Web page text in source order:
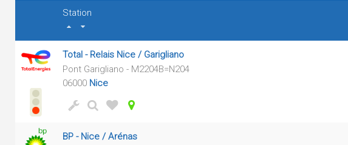
Station
Total - Relais Nice / Garigliano
Pont Garigliano - M2204B=N204
06000 Nice
BP - Nice / Arénas